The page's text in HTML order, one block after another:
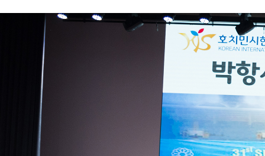
학교장인사말
학생회장인사말
학교상징
학교 CI
교직원현황
학생현황